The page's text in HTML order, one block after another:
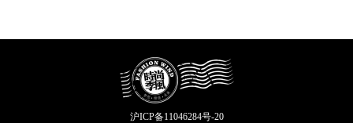
沪ICP备11046284号-20